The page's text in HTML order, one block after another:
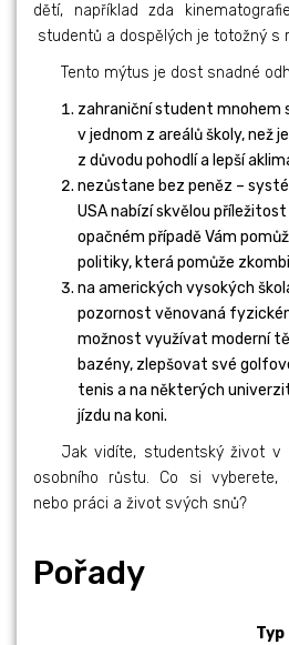
dětí, například zda
studentů a dospělých je totožný s
Tento mýtus je dost snadné
zahraniční student mnohem
v jednom z areálů školy, než
z důvodu pohodlí a lepší
nezůstane bez peněz –
USA nabízí skvělou
opačném případě Vám
politiky, která pomůže
na amerických vysokých
pozornost věnovaná
možnost využívat moderní
bazény, zlepšovat své
tenis a na některých
jízdu na koni.
Jak vidíte, studentský život v
osobního růstu. Co si vyberete,
nebo práci a život svých snů?
Pořady
Typ